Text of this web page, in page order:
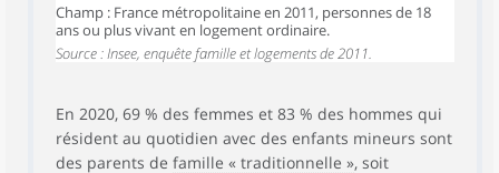
Champ : France métropolitaine en 2011, personnes de 18
ans ou plus vivant en logement ordinaire.
Source : Insee, enquête famille et logements de 2011.
En 2020, 69 % des femmes et 83 % des hommes qui
résident au quotidien avec des enfants mineurs sont
des parents de famille « traditionnelle », soit